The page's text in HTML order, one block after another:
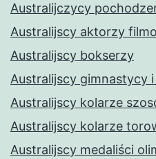
Australijczycy
Australijscy aktorzy
Australijscy bokserzy
Australijscy gimnastycy
Australijscy kolarze
Australijscy kolarze
Australijscy medaliści